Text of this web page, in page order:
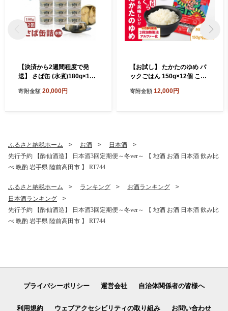
【決済から2週間程度で発
送】 さば缶 (水煮)180g×12
鯖 無添加 無着色 海産物 おつ
寄附金額 20,000円
【お試し】 たかたのゆめ パ
ックごはん 150g×12個 こど
ライス 米 国産 お手軽 レンジ
寄附金額 12,000円
ふるさと納税ホーム お酒
日本酒
先行予約 【酔仙酒造】 日本酒3回定期便～冬ver～ 【 地酒 お酒 日本酒 飲み比
べ 晩酌 岩手県 陸前高田市 】 RT744
ふるさと納税ホーム ランキング
お酒ランキング
日本酒ランキング
先行予約 【酔仙酒造】 日本酒3回定期便～冬ver～ 【 地酒 お酒 日本酒 飲み比
べ 晩酌 岩手県 陸前高田市 】 RT744
プライバシーポリシー 運営会社 自治体関係者の皆様へ
利用規約 ウェブアクセシビリティの取り組み お問い合わせ